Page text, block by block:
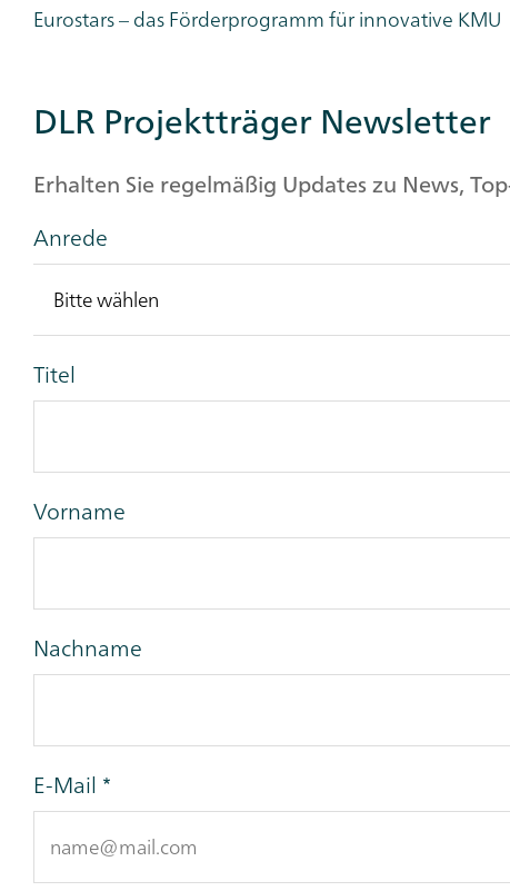
Eurostars – das Förderprogramm für innovative KMU
DLR Projektträger Newsletter
Erhalten Sie regelmäßig Updates zu News,
Anrede
Titel
Vorname
Nachname
E-Mail